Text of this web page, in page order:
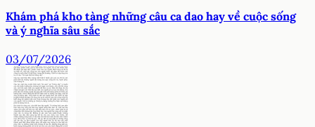
Khám phá kho tàng những câu ca dao hay về cuộc sống
và ý nghĩa sâu sắc
03/07/2026